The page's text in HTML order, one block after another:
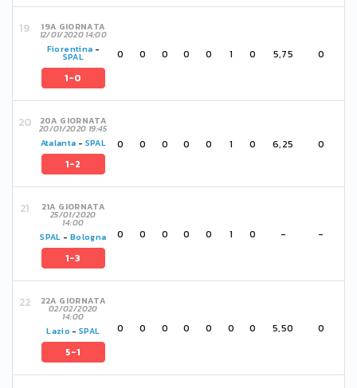
19A GIORNATA
12/01/2020 14:00
Fiorentina -
SPAL
1-0
0 0 0 0 0 1 0 5,75 0
20A GIORNATA
20/01/2020 19:45
Atalanta - SPAL
1-2
0 0 0 0 0 1 0 6,25 0
21A GIORNATA
25/01/2020
14:00
SPAL - Bologna
1-3
0 0 0 0 0 1 0 - -
22A GIORNATA
02/02/2020
14:00
Lazio -SPAL
5-1
0 0 0 0 0 0 0 5,50 0